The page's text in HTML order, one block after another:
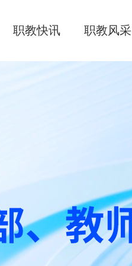
职教快讯 职教风采